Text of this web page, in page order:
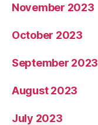
November 2023
October 2023
September 2023
August 2023
July 2023